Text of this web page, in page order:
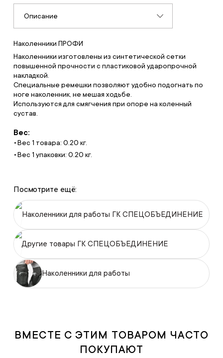
Описание
Наколенники ПРОФИ
Наколенники изготовлены из синтетической сетки
повышенной прочности с пластиковой ударопрочной
накладкой.
Специальные ремешки позволяют удобно подогнать по
ноге наколенник, не мешая ходьбе.
Используются для смягчения при опоре на коленный
сустав.
Вес:
Вес 1 товара: 0.20 кг.
Вес 1 упаковки: 0.20 кг.
Посмотрите ещё:
Наколенники для работы ГК СПЕЦОБЪЕДИНЕНИЕ
Другие товары ГК СПЕЦОБЪЕДИНЕНИЕ
Наколенники для работы
ВМЕСТЕ С ЭТИМ ТОВАРОМ ЧАСТО
ПОКУПАЮТ